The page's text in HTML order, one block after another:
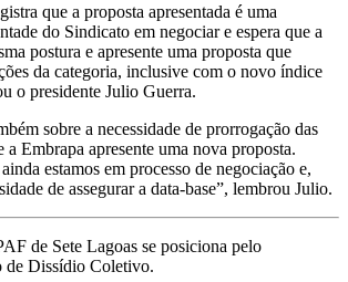
que a proposta apresentada é uma
do Sindicato em negociar e espera que a
postura e apresente uma proposta que
da categoria, inclusive com o novo índice
o presidente Julio Guerra.
sobre a necessidade de prorrogação das
a Embrapa apresente uma nova proposta.
estamos em processo de negociação e,
de assegurar a data-base”, lembrou Julio.
de Sete Lagoas se posiciona pelo
de Dissídio Coletivo.